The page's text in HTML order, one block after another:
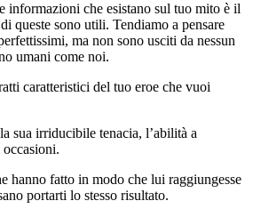
informazioni che esistano sul tuo mito è il
queste sono utili. Tendiamo a pensare
ma non sono usciti da nessun
umani come noi.
caratteristici del tuo eroe che vuoi
sua irriducibile tenacia, l’abilità a
hanno fatto in modo che lui raggiungesse
portarti lo stesso risultato.